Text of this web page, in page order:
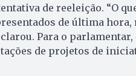
de reeleição. “O
de última hora,
Para o
de projetos de